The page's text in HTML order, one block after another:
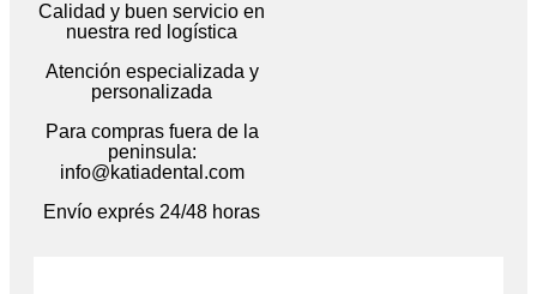
Calidad y buen servicio en
nuestra red logística
Atención especializada y
personalizada
Para compras fuera de la
peninsula:
info@katiadental.com
Envío exprés 24/48 horas